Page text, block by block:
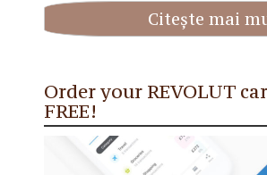
Citește mai
Order your REVOLUT
FREE!